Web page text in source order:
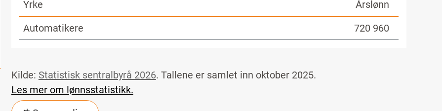
Yrke
Årslønn
Automatikere
720 960
Kilde: Statistisk sentralbyrå 2026. Tallene er samlet inn oktober 2025.
Les mer om lønnsstatistikk.